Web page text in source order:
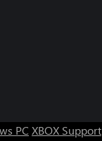
PC XBOX Support